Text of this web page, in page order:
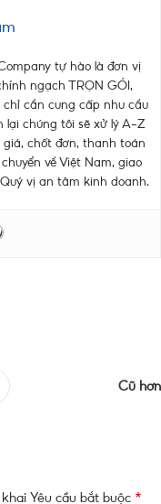
tự hào là đơn vị
ngạch TRỌN GÓI,
chỉ cần cung cấp nhu cầu
lại chúng tôi sẽ xử lý A–Z
chốt đơn, thanh toán
về Việt Nam, giao
vị an tâm kinh doanh.
Cũ hơn
khai Yêu cầu bắt buộc *